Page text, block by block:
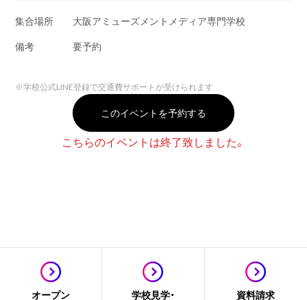
集合場所
大阪アミューズメントメディア専門学校
備考
要予約
※学校公式LINE登録で交通費サポートが受けられます
このイベントを予約する
こちらのイベントは終了致しました。
オープン
学校見学・
資料請求